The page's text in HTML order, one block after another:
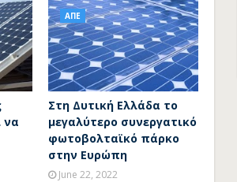
να
ΑΠΕ
Στη Δυτική Ελλάδα το
μεγαλύτερο συνεργατικό
φωτοβολταϊκό πάρκο
στην Ευρώπη
June 22, 2022